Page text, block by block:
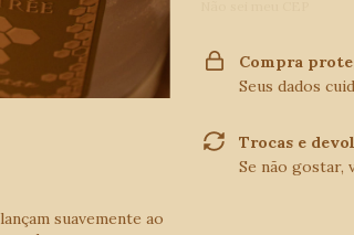
suavemente ao
Compra
Seus dados
Trocas e
Se não gostar,